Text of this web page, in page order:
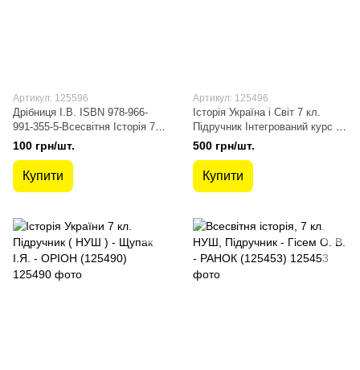
Артикул: 125596
Дрібниця І.В. ISBN 978-966-
991-355-5-Всесвітня Історія 7
кл.Зошит для самост.та
підсумк. роб. (до підруч.
100 грн/шт.
Купити
Артикул: 125496
Історія Україна і Світ 7 кл.
Підручник Інтегрований курс (
НУШ ) - Щупак І.Я. - ОРІОН
(125496)
500 грн/шт.
Купити